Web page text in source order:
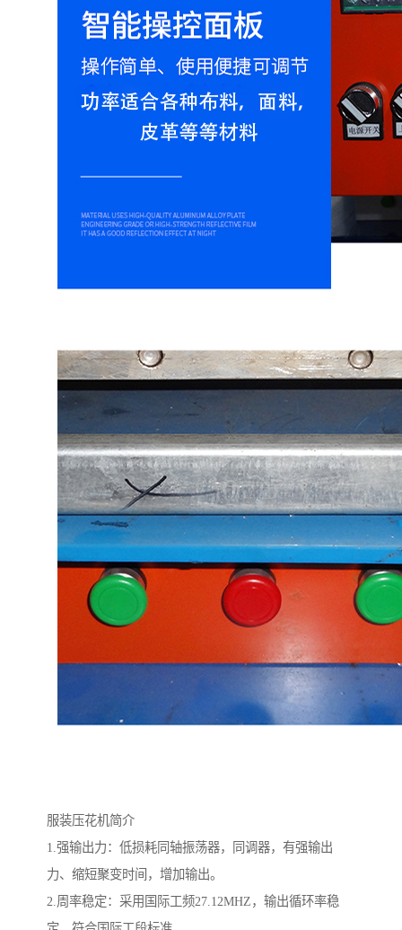
服装压花机简介
1.强输出力：低损耗同轴振荡器，同调器，有强输出
力、缩短聚变时间，增加输出。
2.周率稳定：采用国际工频27.12MHZ，输出循环率稳